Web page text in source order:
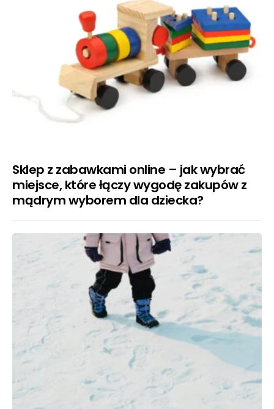
Sklep z zabawkami online – jak wybrać
miejsce, które łączy wygodę zakupów z
mądrym wyborem dla dziecka?